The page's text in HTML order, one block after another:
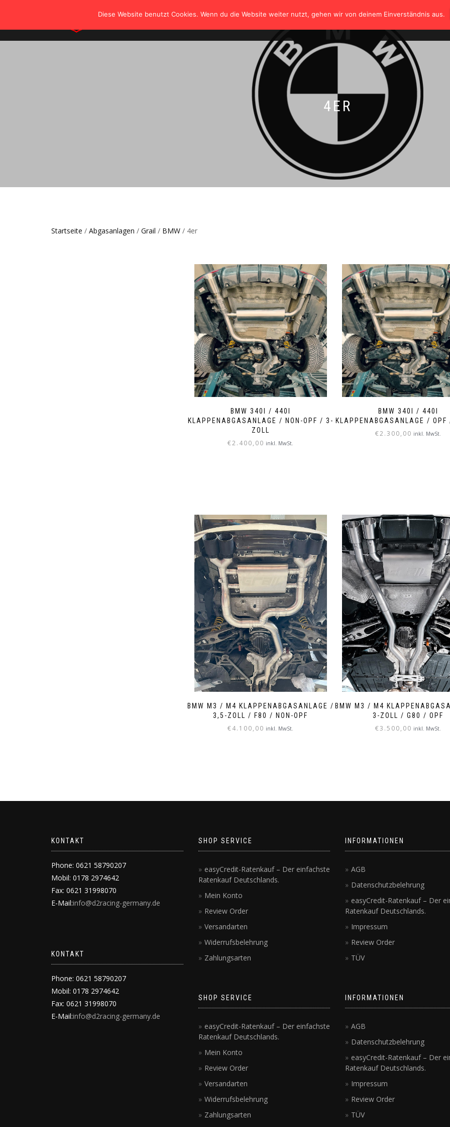
SHOP
4ER
Startseite / Abgasanlagen / Grail / BMW / 4er
BMW 340I / 440I
KLAPPENABGASANLAGE / NON-OPF / 3-
ZOLL
€2.400,00 inkl. MwSt.
BMW 340I / 440I
KLAPPENABGASANLAGE / OPF
€2.300,00 inkl. MwSt.
BMW M3 / M4 KLAPPENABGASANLAGE /
3,5-ZOLL / F80 / NON-OPF
€4.100,00 inkl. MwSt.
BMW M3 / M4
3-ZOLL / G80 / OPF
€3.500,00 inkl. MwSt.
KONTAKT
Phone: 0621 58790207
Mobil: 0178 2974642
Fax: 0621 31998070
E-Mail:info@d2racing-germany.de
KONTAKT
Phone: 0621 58790207
Mobil: 0178 2974642
Fax: 0621 31998070
E-Mail:info@d2racing-germany.de
SHOP SERVICE
easyCredit-Ratenkauf – Der einfachste
Ratenkauf Deutschlands.
Mein Konto
Review Order
Versandarten
Widerrufsbelehrung
Zahlungsarten
SHOP SERVICE
easyCredit-Ratenkauf – Der einfachste
Ratenkauf Deutschlands.
Mein Konto
Review Order
Versandarten
Widerrufsbelehrung
Zahlungsarten
INFORMATIONEN
AGB
Datenschutzbelehrung
easyCredit-Ratenkauf – Der
Ratenkauf Deutschlands.
Impressum
Review Order
TÜV
INFORMATIONEN
AGB
Datenschutzbelehrung
easyCredit-Ratenkauf – Der
Ratenkauf Deutschlands.
Impressum
Review Order
TÜV
Diese Website benutzt Cookies. Wenn du die Website weiter nutzt, gehen wir von deinem Einverständnis aus.